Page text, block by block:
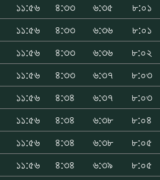
১১:৫৬ ৪:৩৩ ৬:৩৫
৮:০১
১১:৫৬ ৪:৩৩ ৬:৩৬
৮:০১
১১:৫৬ ৪:৩৩ ৬:৩৬
৮:০২
১১:৫৬ ৪:৩৩ ৬:৩৭
৮:০৩
১১:৫৬ ৪:৩৪ ৬:৩৭
৮:০৩
১১:৫৬ ৪:৩৪ ৬:৩৮
৮:০৪
১১:৫৬ ৪:৩৪ ৬:৩৮
৮:০৫
১১:৫৬ ৪:৩৪ ৬:৩৯
৮:০৫